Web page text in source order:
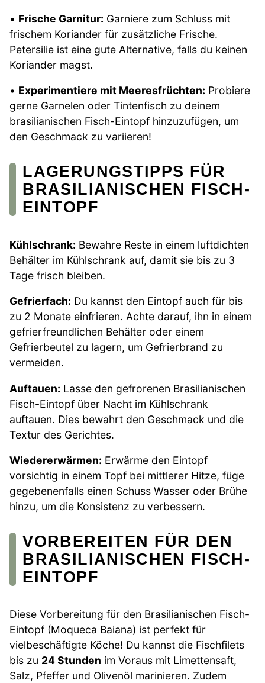
• Frische Garnitur: Garniere zum Schluss mit
frischem Koriander für zusätzliche Frische.
Petersilie ist eine gute Alternative, falls du keinen
Koriander magst.
• Experimentiere mit Meeresfrüchten: Probiere
gerne Garnelen oder Tintenfisch zu deinem
brasilianischen Fisch-Eintopf hinzuzufügen, um
den Geschmack zu variieren!
LAGERUNGSTIPPS FÜR
BRASILIANISCHEN FISCH-
EINTOPF
Kühlschrank: Bewahre Reste in einem luftdichten
Behälter im Kühlschrank auf, damit sie bis zu 3
Tage frisch bleiben.
Gefrierfach: Du kannst den Eintopf auch für bis
zu 2 Monate einfrieren. Achte darauf, ihn in einem
gefrierfreundlichen Behälter oder einem
Gefrierbeutel zu lagern, um Gefrierbrand zu
vermeiden.
Auftauen: Lasse den gefrorenen Brasilianischen
Fisch-Eintopf über Nacht im Kühlschrank
auftauen. Dies bewahrt den Geschmack und die
Textur des Gerichtes.
Wiedererwärmen: Erwärme den Eintopf
vorsichtig in einem Topf bei mittlerer Hitze, füge
gegebenenfalls einen Schuss Wasser oder Brühe
hinzu, um die Konsistenz zu verbessern.
VORBEREITEN FÜR DEN
BRASILIANISCHEN FISCH-
EINTOPF
Diese Vorbereitung für den Brasilianischen Fisch-
Eintopf (Moqueca Baiana) ist perfekt für
vielbeschäftigte Köche! Du kannst die Fischfilets
bis zu 24 Stunden im Voraus mit Limettensaft,
Salz, Pfeffer und Olivenöl marinieren. Zudem